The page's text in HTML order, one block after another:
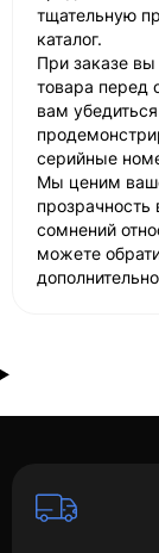
тщательную
каталог.
При заказе
товара перед
вам
серийные
Мы ценим
прозрачность
сомнений
можете